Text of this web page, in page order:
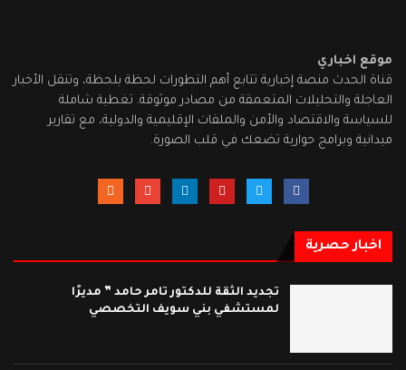
موقع اخباري
قناة الحدث منصة إخبارية تتابع أهم التطورات لحظة بلحظة، وتنقل الأخبار
العاجلة والتحليلات المتعمقة من مصادر موثوقة. تغطية شاملة
للسياسة والاقتصاد والأمن والملفات الإقليمية والدولية، مع تقارير
ميدانية وبرامج حوارية تضعك في قلب الصورة.
اخبار حصرية
تجديد الثقة للدكتور تامر حامد ” مديرًا
لمستشفي بني سويف التخصصي